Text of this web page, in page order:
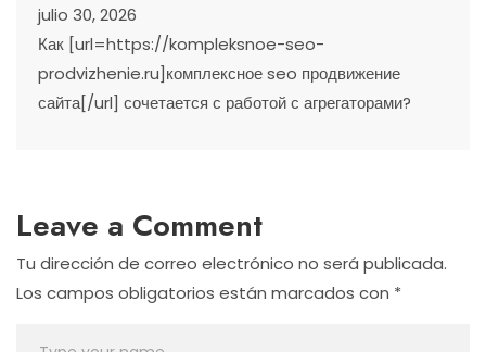
julio 30, 2026
Как [url=https://kompleksnoe-seo-
prodvizhenie.ru]комплексное seo продвижение
сайта[/url] сочетается с работой с агрегаторами?
Leave a Comment
Tu dirección de correo electrónico no será publicada.
Los campos obligatorios están marcados con *